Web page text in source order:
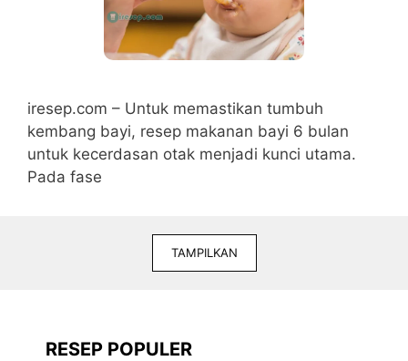
iresep.com – Untuk memastikan tumbuh
kembang bayi, resep makanan bayi 6 bulan
untuk kecerdasan otak menjadi kunci utama.
Pada fase
TAMPILKAN
RESEP POPULER